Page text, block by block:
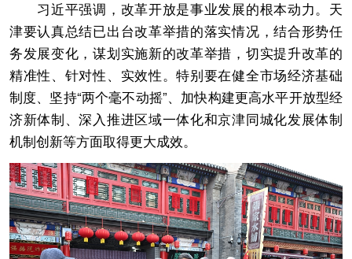
习近平强调，改革开放是事业发展的根本动力。天
津要认真总结已出台改革举措的落实情况，结合形势任
务发展变化，谋划实施新的改革举措，切实提升改革的
精准性、针对性、实效性。特别要在健全市场经济基础
制度、坚持“两个毫不动摇”、加快构建更高水平开放型经
济新体制、深入推进区域一体化和京津同城化发展体制
机制创新等方面取得更大成效。